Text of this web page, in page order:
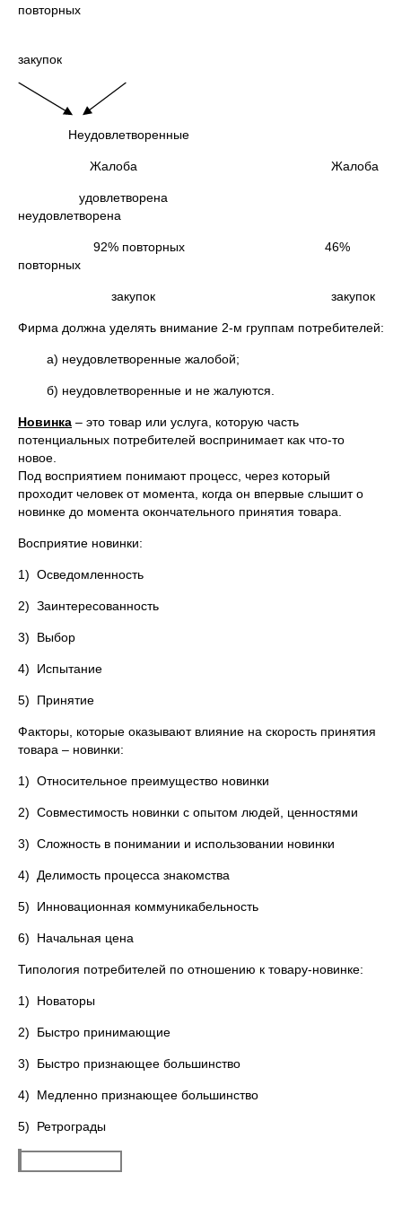
повторных
закупок
Неудовлетворенные
Жалоба Жалоба
удовлетворена
неудовлетворена
92% повторных 46%
повторных
закупок закупок
Фирма должна уделять внимание 2-м группам потребителей:
а) неудовлетворенные жалобой;
б) неудовлетворенные и не жалуются.
Новинка – это товар или услуга, которую часть
потенциальных потребителей воспринимает как что-то
новое.
Под восприятием понимают процесс, через который
проходит человек от момента, когда он впервые слышит о
новинке до момента окончательного принятия товара.
Восприятие новинки:
1) Осведомленность
2) Заинтересованность
3) Выбор
4) Испытание
5) Принятие
Факторы, которые оказывают влияние на скорость принятия
товара – новинки:
1) Относительное преимущество новинки
2) Совместимость новинки с опытом людей, ценностями
3) Сложность в понимании и использовании новинки
4) Делимость процесса знакомства
5) Инновационная коммуникабельность
6) Начальная цена
Типология потребителей по отношению к товару-новинке:
1) Новаторы
2) Быстро принимающие
3) Быстро признающее большинство
4) Медленно признающее большинство
5) Ретрограды